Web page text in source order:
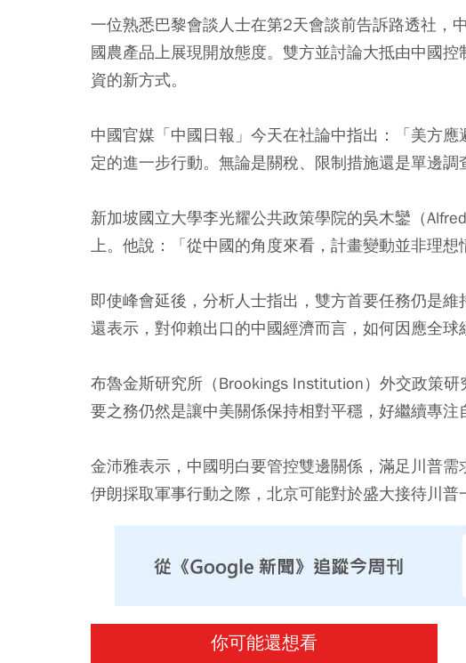
一位熟悉巴黎會談人士在第2天會談前告訴路透社，
國農產品上展現開放態度。雙方並討論大抵由中國
資的新方式。
中國官媒「中國日報」今天在社論中指出：「美方
定的進一步行動。無論是關稅、限制措施還是單邊調
新加坡國立大學李光耀公共政策學院的吳木鑾（
上。他說：「從中國的角度來看，計畫變動並非理
即使峰會延後，分析人士指出，雙方首要任務仍是
還表示，對仰賴出口的中國經濟而言，如何因應全球
布魯金斯研究所（Brookings Institution）外交政策
要之務仍然是讓中美關係保持相對平穩，好繼續專注
金沛雅表示，中國明白要管控雙邊關係，滿足川普
伊朗採取軍事行動之際，北京可能對於盛大接待川普
你可能還想看